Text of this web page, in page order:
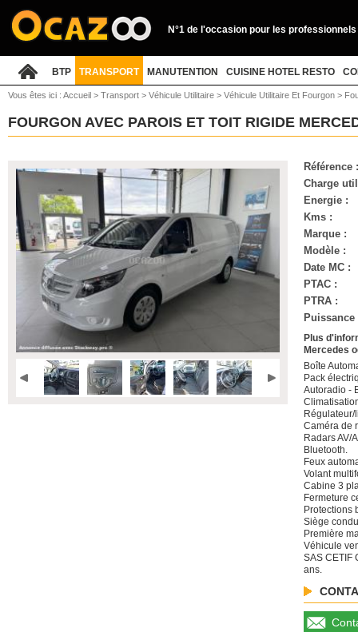
N°1 de l'occasion pour les professionnels
BTP TRANSPORT MANUTENTION CUISINE HOTEL RESTO
Vous êtes ici : Accueil > Transport > Véhicule Utilitaire > Véhicule Utilitaire Et Fourgon >
FOURGON AVEC PAROIS ET TOIT RIGIDE
Référence :
Charge
Energie :
Kms :
Marque :
Modèle :
Date MC :
PTAC :
PTRA :
Puissance
Plus
Mercedes
Boîte
Pack
Autoradio -
Caméra de
Radars AV/
Bluetooth.
Feux
Volant
Cabine 3
Fermeture
Protections
Siège
Première
Véhicule
SAS CETIF
ans.